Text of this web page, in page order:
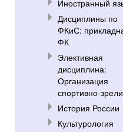
Иностранный
Дисциплины по
ФКиС:
ФК
Элективная
дисциплина:
Организация
спортивно-
История России
Культурология